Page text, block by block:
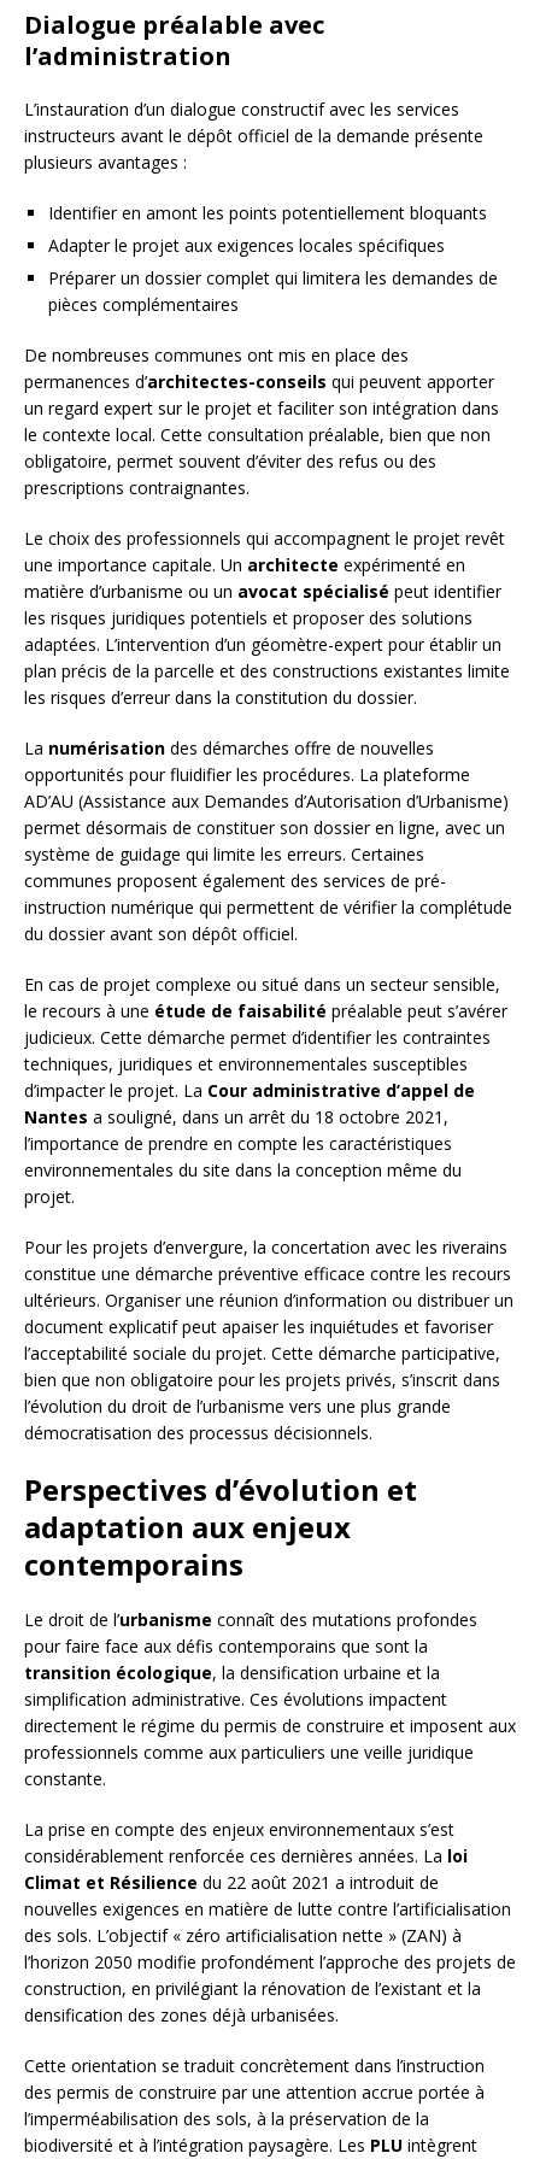
Dialogue préalable avec
l’administration
L’instauration d’un dialogue constructif avec les services
instructeurs avant le dépôt officiel de la demande présente
plusieurs avantages :
Identifier en amont les points potentiellement bloquants
Adapter le projet aux exigences locales spécifiques
Préparer un dossier complet qui limitera les demandes de
pièces complémentaires
De nombreuses communes ont mis en place des
permanences d’architectes-conseils qui peuvent apporter
un regard expert sur le projet et faciliter son intégration dans
le contexte local. Cette consultation préalable, bien que non
obligatoire, permet souvent d’éviter des refus ou des
prescriptions contraignantes.
Le choix des professionnels qui accompagnent le projet revêt
une importance capitale. Un architecte expérimenté en
matière d’urbanisme ou un avocat spécialisé peut identifier
les risques juridiques potentiels et proposer des solutions
adaptées. L’intervention d’un géomètre-expert pour établir un
plan précis de la parcelle et des constructions existantes limite
les risques d’erreur dans la constitution du dossier.
La numérisation des démarches offre de nouvelles
opportunités pour fluidifier les procédures. La plateforme
AD’AU (Assistance aux Demandes d’Autorisation d’Urbanisme)
permet désormais de constituer son dossier en ligne, avec un
système de guidage qui limite les erreurs. Certaines
communes proposent également des services de pré-
instruction numérique qui permettent de vérifier la complétude
du dossier avant son dépôt officiel.
En cas de projet complexe ou situé dans un secteur sensible,
le recours à une étude de faisabilité préalable peut s’avérer
judicieux. Cette démarche permet d’identifier les contraintes
techniques, juridiques et environnementales susceptibles
d’impacter le projet. La Cour administrative d’appel de
Nantes a souligné, dans un arrêt du 18 octobre 2021,
l’importance de prendre en compte les caractéristiques
environnementales du site dans la conception même du
projet.
Pour les projets d’envergure, la concertation avec les riverains
constitue une démarche préventive efficace contre les recours
ultérieurs. Organiser une réunion d’information ou distribuer un
document explicatif peut apaiser les inquiétudes et favoriser
l’acceptabilité sociale du projet. Cette démarche participative,
bien que non obligatoire pour les projets privés, s’inscrit dans
l’évolution du droit de l’urbanisme vers une plus grande
démocratisation des processus décisionnels.
Perspectives d’évolution et
adaptation aux enjeux
contemporains
Le droit de l’urbanisme connaît des mutations profondes
pour faire face aux défis contemporains que sont la
transition écologique, la densification urbaine et la
simplification administrative. Ces évolutions impactent
directement le régime du permis de construire et imposent aux
professionnels comme aux particuliers une veille juridique
constante.
La prise en compte des enjeux environnementaux s’est
considérablement renforcée ces dernières années. La loi
Climat et Résilience du 22 août 2021 a introduit de
nouvelles exigences en matière de lutte contre l’artificialisation
des sols. L’objectif « zéro artificialisation nette » (ZAN) à
l’horizon 2050 modifie profondément l’approche des projets de
construction, en privilégiant la rénovation de l’existant et la
densification des zones déjà urbanisées.
Cette orientation se traduit concrètement dans l’instruction
des permis de construire par une attention accrue portée à
l’imperméabilisation des sols, à la préservation de la
biodiversité et à l’intégration paysagère. Les PLU intègrent